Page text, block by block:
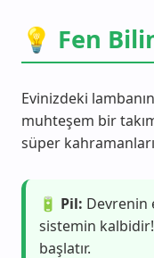
💡 Fen
Evinizdeki
muhteşem bir
süper
🔋 Pil: Devrenin
sistemin kalbidir!
başlatır.